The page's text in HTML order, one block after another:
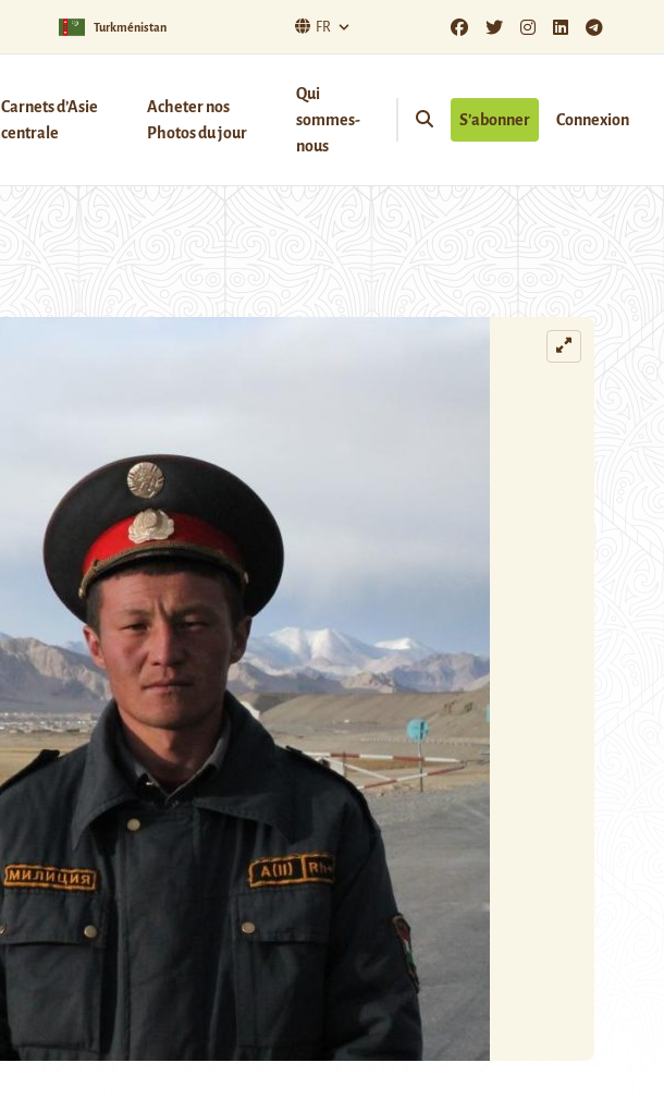
Turkménistan FR
Carnets d’Asie
centrale
Acheter nos
Photos du jour
Qui
sommes-
nous
S’abonner Connexion